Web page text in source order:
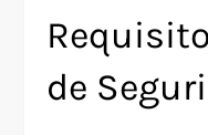
de